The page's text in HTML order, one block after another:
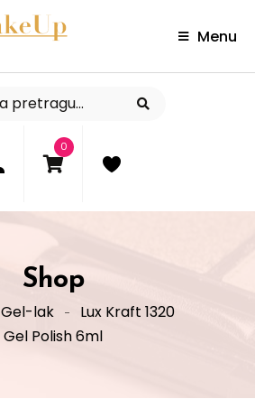
Menu
0
Shop
Gel-lak
Lux Kraft 1320
Gel Polish 6ml